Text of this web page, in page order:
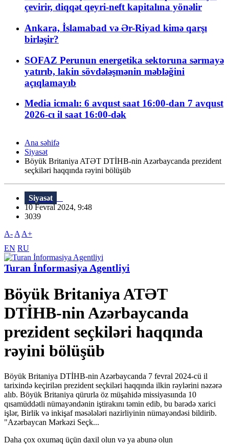
çevirir, diqqət qeyri-neft kapitalına yönəlir
Ankara, İslamabad və Ər-Riyad kimə qarşı
birləşir?
SOFAZ Perunun energetika sektoruna sərmayə
yatırıb, lakin sövdələşmənin məbləğini
açıqlamayıb
Media icmalı: 6 avqust saat 16:00-dan 7 avqust
2026-cı il saat 16:00-dək
Ana səhifə
Siyasət
Böyük Britaniya ATƏT DTİHB-nin Azərbaycanda prezident
seçkiləri haqqında rəyini bölüşüb
Siyasət
10 Fevral 2024, 9:48
3039
A- A A+
EN RU
Turan İnformasiya Agentliyi
Böyük Britaniya ATƏT
DTİHB-nin Azərbaycanda
prezident seçkiləri haqqında
rəyini bölüşüb
Böyük Britaniya DTİHB-nin Azərbaycanda 7 fevral 2024-cü il
tarixində keçirilən prezident seçkiləri haqqında ilkin rəylərini nəzərə
alıb. Böyük Britaniya qürurla öz müşahidə missiyasıında 10
qısamüddətli nümayəndənin iştirakını təmin edib, bu barədə xarici
işlər, Birlik və inkişaf məsələləri nazirliyinin nümayəndəsi bildirib.
"Azərbaycan Mərkəzi Seçk...
Daha çox oxumaq üçün daxil olun və ya abunə olun